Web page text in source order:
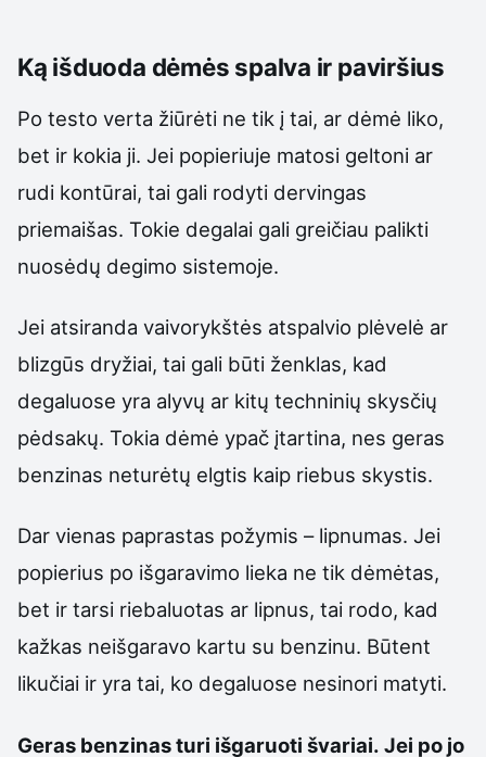
Ką išduoda dėmės spalva ir paviršius
Po testo verta žiūrėti ne tik į tai, ar dėmė liko,
bet ir kokia ji. Jei popieriuje matosi geltoni ar
rudi kontūrai, tai gali rodyti dervingas
priemaišas. Tokie degalai gali greičiau palikti
nuosėdų degimo sistemoje.
Jei atsiranda vaivorykštės atspalvio plėvelė ar
blizgūs dryžiai, tai gali būti ženklas, kad
degaluose yra alyvų ar kitų techninių skysčių
pėdsakų. Tokia dėmė ypač įtartina, nes geras
benzinas neturėtų elgtis kaip riebus skystis.
Dar vienas paprastas požymis – lipnumas. Jei
popierius po išgaravimo lieka ne tik dėmėtas,
bet ir tarsi riebaluotas ar lipnus, tai rodo, kad
kažkas neišgaravo kartu su benzinu. Būtent
likučiai ir yra tai, ko degaluose nesinori matyti.
Geras benzinas turi išgaruoti švariai. Jei po jo